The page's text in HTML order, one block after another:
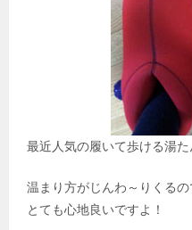
最近人気の履いて歩ける湯た
温まり方がじんわ～りくる
とても心地良いですよ！